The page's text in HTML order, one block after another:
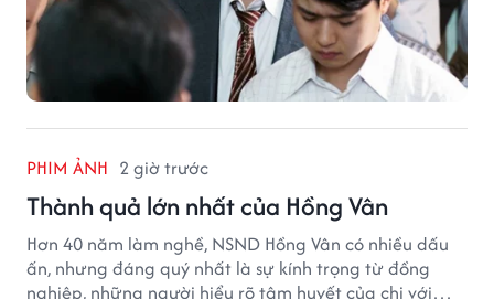
PHIM ẢNH 2 giờ trước
Thành quả lớn nhất của Hồng Vân
Hơn 40 năm làm nghề, NSND Hồng Vân có nhiều dấu
ấn, nhưng đáng quý nhất là sự kính trọng từ đồng
nghiệp, những người hiểu rõ tâm huyết của chị với